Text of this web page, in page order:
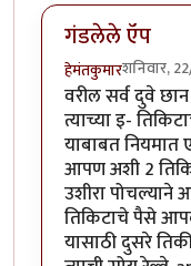
गंडलेले ऍप
हेमंतकुमारशनिवार,
वरील सर्व दुवे
त्याच्या इ-
याबाबत
आपण अशी 2
उशीरा
तिकिटाचे पैसे
यासाठी दुसरे